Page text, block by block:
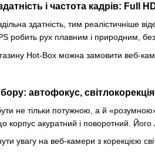
і частота кадрів: Full
здатність, тим реалістичніше
робить рух плавним і природним, без
Hot-Box можна замовити веб-
автофокус,
не тільки потужною, а й «розумною».
корпус акуратний і поворотний. Його
увагу на веб-камери з корекцією